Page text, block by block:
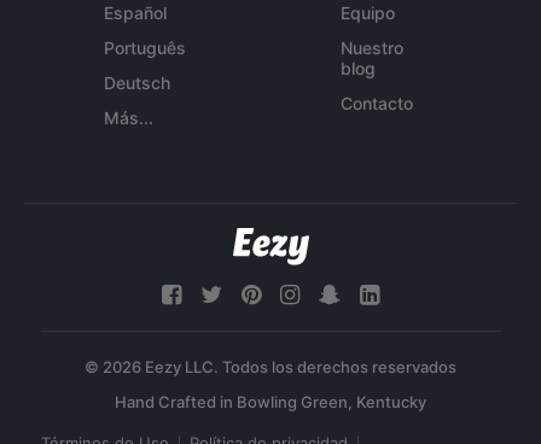
Español
Português
Deutsch
Más...
Equipo
Nuestro
blog
Contacto
© 2026 Eezy LLC. Todos los derechos reservados